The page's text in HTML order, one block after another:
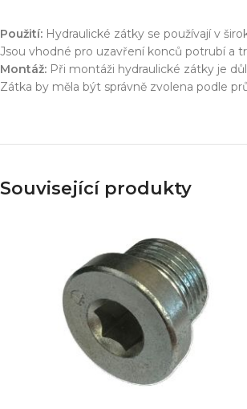
Použití: Hydraulické zátky se používají v
Jsou vhodné pro uzavření konců potrubí a
Montáž: Při montáži hydraulické zátky je
Zátka by měla být správně zvolena podle
Související produkty